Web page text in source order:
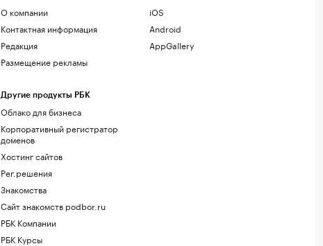
О компании
Контактная информация
Редакция
Размещение рекламы
Другие продукты РБК
Облако для бизнеса
Корпоративный регистратор
доменов
Хостинг сайтов
Рег.решения
Знакомства
Сайт знакомств podbor.ru
РБК Компании
РБК Курсы
iOS
Android
AppGallery